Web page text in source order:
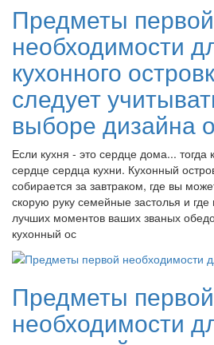
Предметы первой
необходимости
кухонного
следует
выборе дизайна
Если кухня - это сердце дома... тогда
сердце сердца кухни. Кухонный
собирается за завтраком, где вы
скорую руку семейные застолья и
лучших моментов ваших званых
кухонный ос
Предметы первой
необходимости